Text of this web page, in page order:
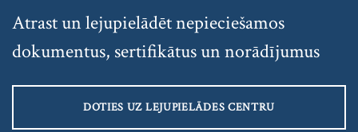
Atrast un lejupielādēt nepieciešamos
dokumentus, sertifikātus un norādījumus
DOTIES UZ LEJUPIELĀDES CENTRU